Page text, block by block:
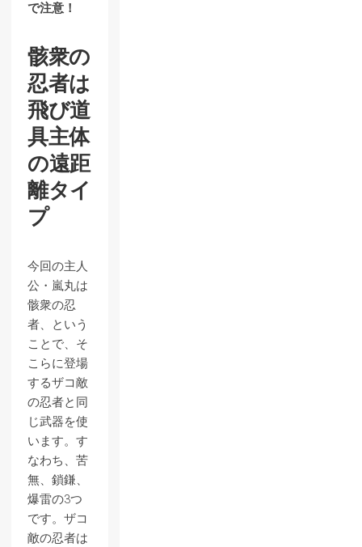
で注意！
骸衆の
忍者は
飛び道
具主体
の遠距
離タイ
プ
今回の主人
公・嵐丸は
骸衆の忍
者、という
ことで、そ
こらに登場
するザコ敵
の忍者と同
じ武器を使
います。す
なわち、苦
無、鎖鎌、
爆雷の3つ
です。ザコ
敵の忍者は